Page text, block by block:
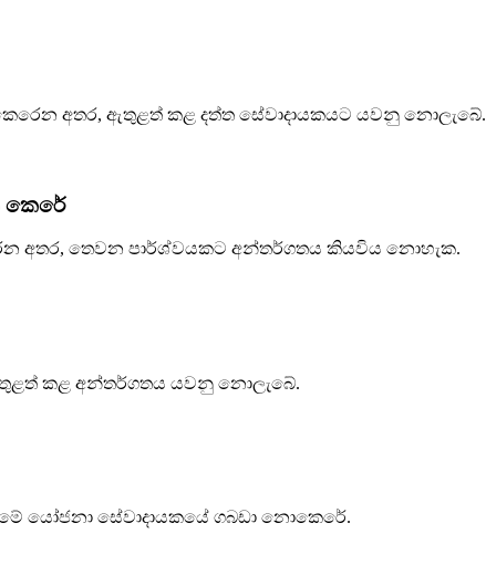
අතර, ඇතුළත් කළ දත්ත සේවාදායකයට යවනු නොලැබේ.
කෙරේ
අතර, තෙවන පාර්ශ්වයකට අන්තර්ගතය කියවිය නොහැක.
කළ අන්තර්ගතය යවනු නොලැබේ.
යෝජනා සේවාදායකයේ ගබඩා නොකෙරේ.